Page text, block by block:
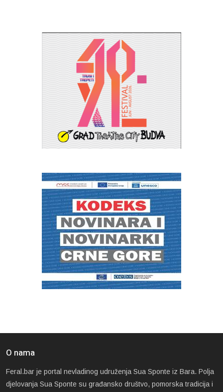
O nama
Feral.bar je portal nevladinog udruženja Sua Sponte iz Bara. Polja
djelovanja Sua Sponte su građansko društvo, pomorska tradicija i